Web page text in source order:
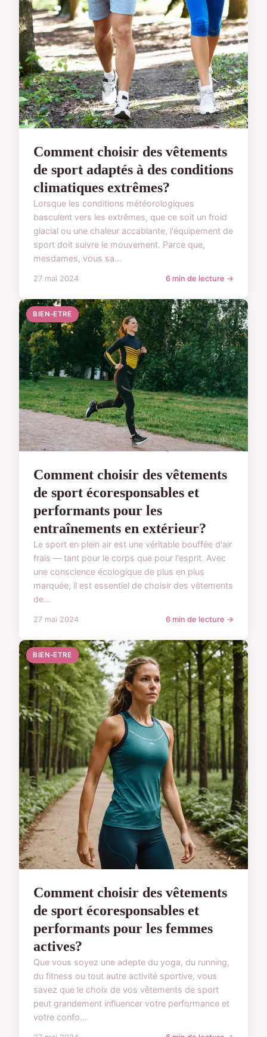
Comment choisir des vêtements
de sport adaptés à des conditions
climatiques extrêmes?
Lorsque les conditions météorologiques
basculent vers les extrêmes, que ce soit un froid
glacial ou une chaleur accablante, l'équipement de
sport doit suivre le mouvement. Parce que,
mesdames, vous sa...
27 mai 2024 6 min de lecture →
BIEN-ETRE
Comment choisir des vêtements
de sport écoresponsables et
performants pour les
entraînements en extérieur?
Le sport en plein air est une véritable bouffée d'air
frais — tant pour le corps que pour l'esprit. Avec
une conscience écologique de plus en plus
marquée, il est essentiel de choisir des vêtements
de...
27 mai 2024 6 min de lecture →
BIEN-ETRE
Comment choisir des vêtements
de sport écoresponsables et
performants pour les femmes
actives?
Que vous soyez une adepte du yoga, du running,
du fitness ou tout autre activité sportive, vous
savez que le choix de vos vêtements de sport
peut grandement influencer votre performance et
votre confo...